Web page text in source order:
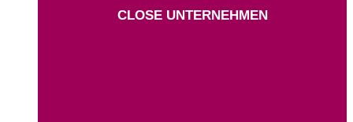
CLOSE UNTERNEHMEN